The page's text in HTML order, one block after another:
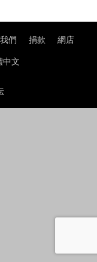
們 捐款 網店
中文